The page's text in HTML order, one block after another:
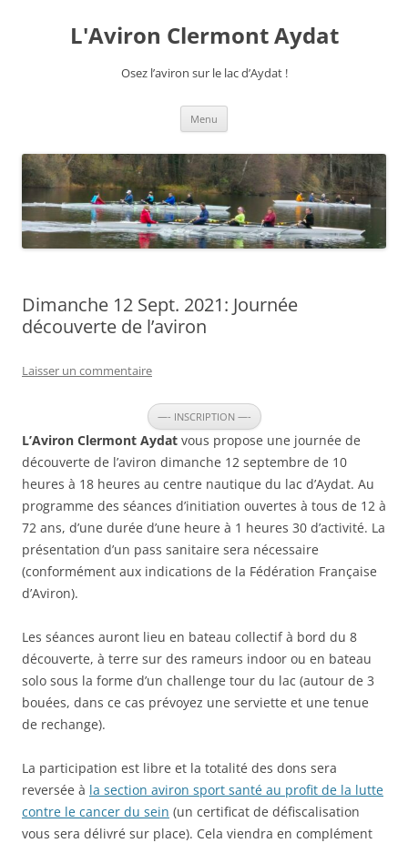
L'Aviron Clermont Aydat
Osez l’aviron sur le lac d’Aydat !
Menu
Dimanche 12 Sept. 2021: Journée
découverte de l’aviron
Laisser un commentaire
—- INSCRIPTION —-
L’Aviron Clermont Aydat vous propose une journée de
découverte de l’aviron dimanche 12 septembre de 10
heures à 18 heures au centre nautique du lac d’Aydat. Au
programme des séances d’initiation ouvertes à tous de 12 à
72 ans, d’une durée d’une heure à 1 heures 30 d’activité. La
présentation d’un pass sanitaire sera nécessaire
(conformément aux indications de la Fédération Française
d’Aviron).
Les séances auront lieu en bateau collectif à bord du 8
découverte, à terre sur des rameurs indoor ou en bateau
solo sous la forme d’un challenge tour du lac (autour de 3
bouées, dans ce cas prévoyez une serviette et une tenue
de rechange).
La participation est libre et la totalité des dons sera
reversée à la section aviron sport santé au profit de la lutte
contre le cancer du sein (un certificat de défiscalisation
vous sera délivré sur place). Cela viendra en complément